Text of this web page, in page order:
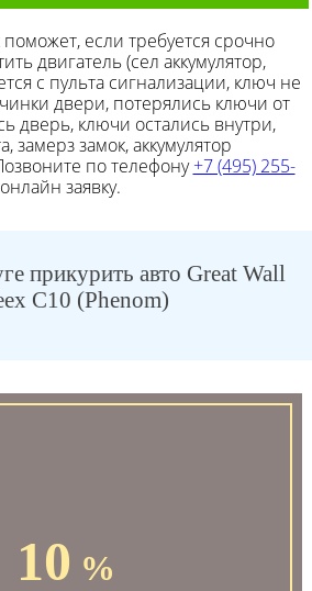
если требуется срочно
двигатель (сел аккумулятор,
с пульта сигнализации, ключ не
двери, потерялись ключи от
дверь, ключи остались внутри,
замерз замок, аккумулятор
по телефону+7 (495) 255-
заявку.
прикурить авто Great Wall
C10 (Phenom)
10 %